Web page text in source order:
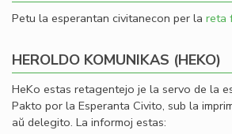
Petu la esperantan civitanecon per la reta
HEROLDO KOMUNIKAS (HEKO)
HeKo estas retagentejo je la servo de la
Pakto por la Esperanta Civito, sub la
aŭ delegito. La informoj estas: